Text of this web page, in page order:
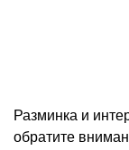
Разминка и
обратите